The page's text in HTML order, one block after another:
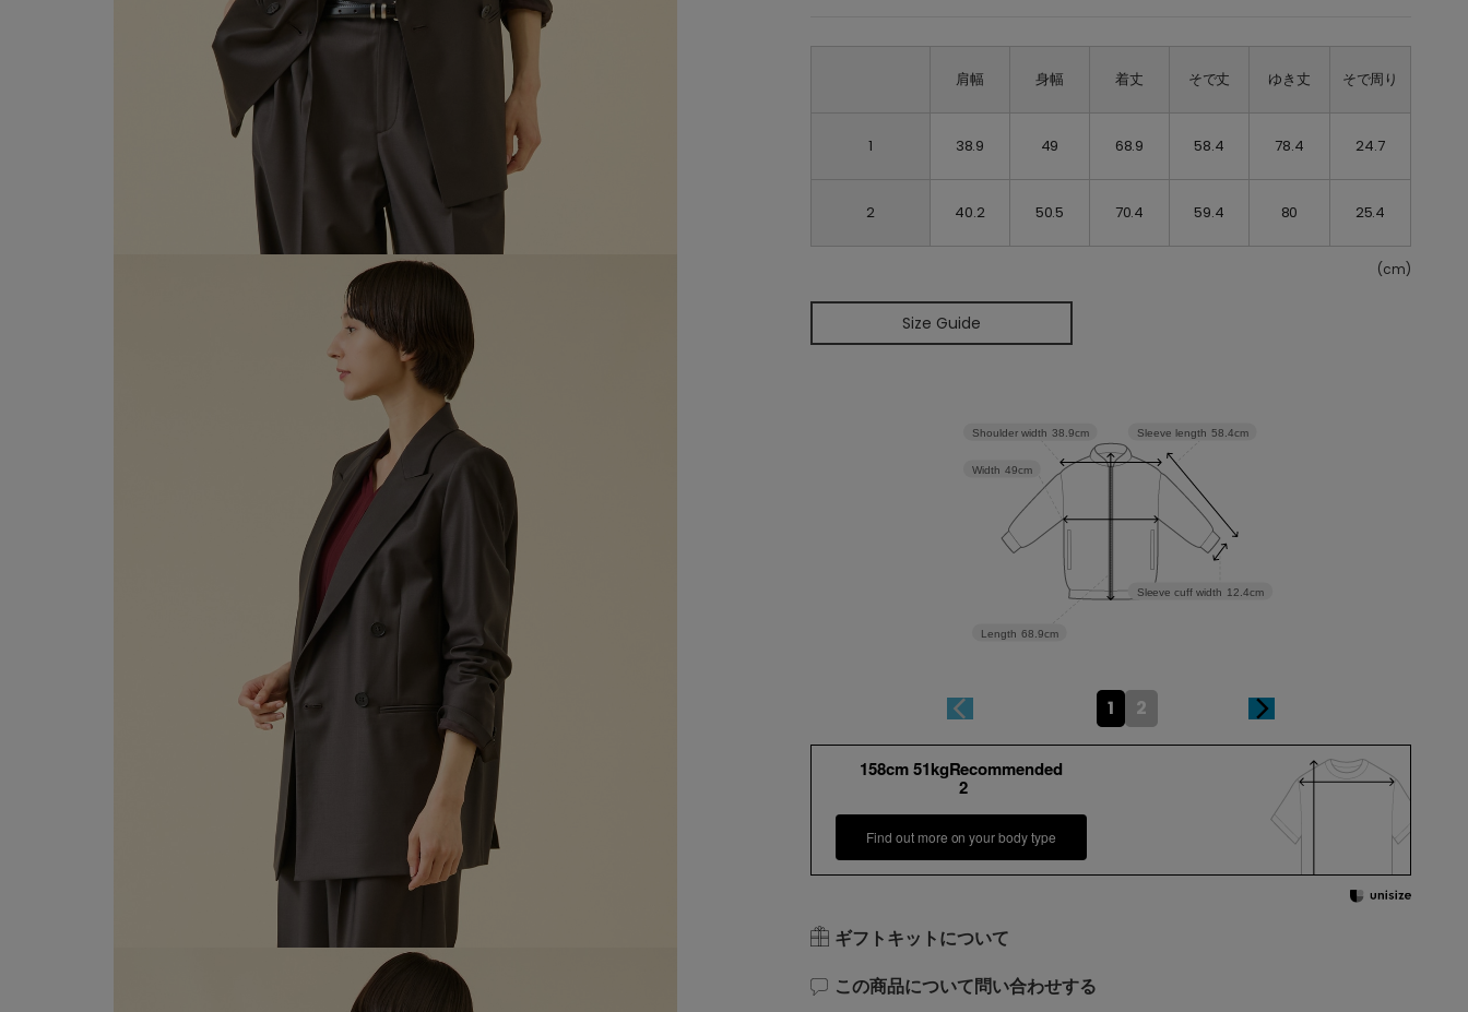
肩幅 身幅 着丈 そで丈 ゆき丈 そで周り
1 38.9 49 68.9 58.4 78.4 24.7
2 40.2 50.5 70.4 59.4 80 25.4
(cm)
Size Guide
Sleeve cuff width 12.4cm
Sleeve length 58.4cm
Length 68.9cm
Width 49cm
Shoulder width 38.9cm
1 2
158cm 51kgRecommended
2
Find out more on your body type
ギフトキットについて
この商品について問い合わせする